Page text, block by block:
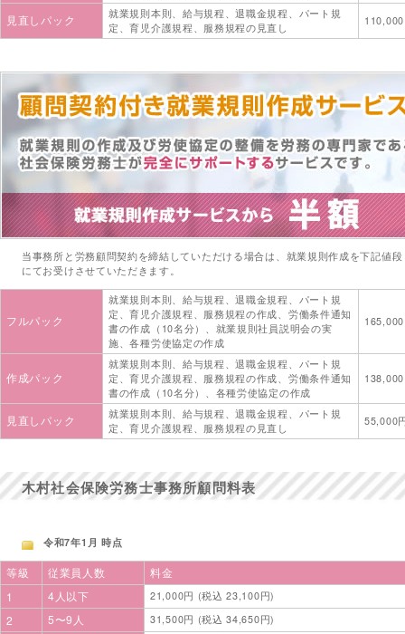
見直しパック
就業規則本則、給与規程、退職金規程、パート規
定、育児介護規程、服務規程の見直し
当事務所と労務顧問契約を締結していただける場合は、就業規則作成を下記値段
にてお受けさせていただきます。
フルパック
就業規則本則、給与規程、退職金規程、パート規
定、育児介護規程、服務規程の作成、労働条件通知
書の作成（10名分）、就業規則社員説明会の実
施、各種労使協定の作成
作成パック
就業規則本則、給与規程、退職金規程、パート規
定、育児介護規程、服務規程の作成、労働条件通知
書の作成（10名分）、各種労使協定の作成
見直しパック
就業規則本則、給与規程、退職金規程、パート規
定、育児介護規程、服務規程の見直し
55,000
木村社会保険労務士事務所顧問料表
令和7年1月 時点
等級 従業員人数
料金
1
4人以下 21,000円 (税込 23,100円)
2 5〜9人 31,500円 (税込 34,650円)